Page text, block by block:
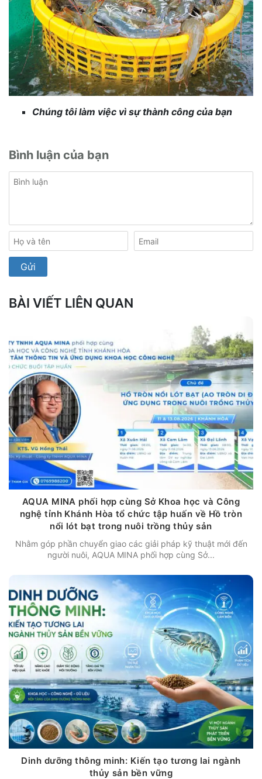
Chúng tôi làm việc vì sự thành công của bạn
Bình luận của bạn
BÀI VIẾT LIÊN QUAN
AQUA MINA phối hợp cùng Sở Khoa học và Công
nghệ tỉnh Khánh Hòa tổ chức tập huấn về Hồ tròn
nổi lót bạt trong nuôi trồng thủy sản
Nhằm góp phần chuyển giao các giải pháp kỹ thuật mới đến
người nuôi, AQUA MINA phối hợp cùng Sở...
Dinh dưỡng thông minh: Kiến tạo tương lai ngành
thủy sản bền vững